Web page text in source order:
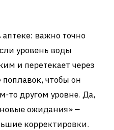
аптеке: важно точно
уровень воды
и перетекает через
чтобы он
то другом уровне. Да,
ожидания» –
корректировки.